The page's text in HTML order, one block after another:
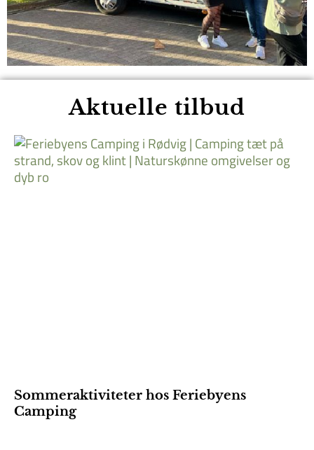
Aktuelle tilbud
Sommeraktiviteter hos Feriebyens
Camping